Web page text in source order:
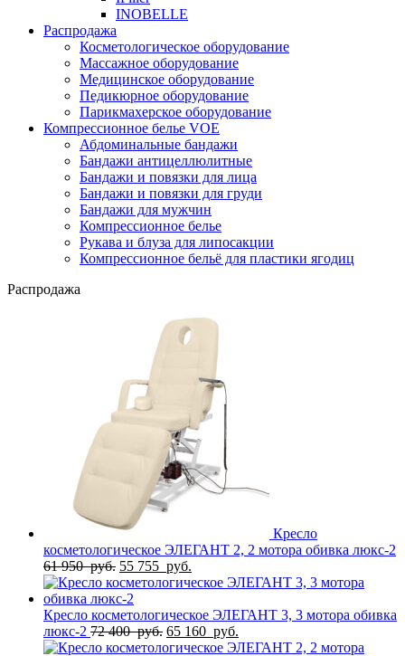
INOBELLE
Распродажа
Косметологическое оборудование
Массажное оборудование
Медицинское оборудование
Педикюрное оборудование
Парикмахерское оборудование
Компрессионное белье VOE
Абдоминальные бандажи
Бандажи антицеллюлитные
Бандажи и повязки для лица
Бандажи и повязки для груди
Бандажи для мужчин
Компрессионное белье
Рукава и блуза для липосакции
Компрессионное бельё для пластики ягодиц
Распродажа
Кресло
косметологическое ЭЛЕГАНТ 2, 2 мотора обивка люкс-2
61 950руб. Первоначальная
цена
составляла
61
950
руб..
55 755 руб.
цена:
755
руб..
Кресло косметологическое ЭЛЕГАНТ 3, 3 мотора обивка
люкс-2 72 400руб. Первоначальная
цена
65 160 руб.
цена: